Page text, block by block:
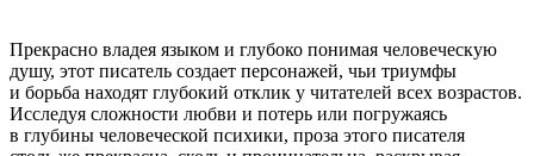
Прекрасно владея языком и глубоко понимая человеческую
душу, этот писатель создает персонажей, чьи триумфы
и борьба находят глубокий отклик у читателей всех возрастов.
Исследуя сложности любви и потерь или погружаясь
в глубины человеческой психики, проза этого писателя